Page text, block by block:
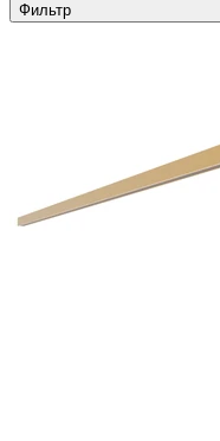
Фильтр